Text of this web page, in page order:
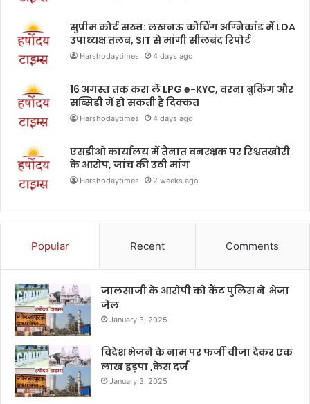
सुप्रीम कोर्ट सख्त: लखनऊ कोचिंग अग्निकांड में LDA
उपाध्यक्ष तलब, SIT से मांगी सीलबंद रिपोर्ट
Harshodaytimes 4 days ago
16 अगस्त तक करा लें LPG e-KYC, वरना बुकिंग और
सब्सिडी में हो सकती है दिक्कत
Harshodaytimes 4 days ago
एसडीओ कार्यालय में तैनात वनरक्षक पर रिश्वतखोरी
के आरोप, जांच की उठी मांग
Harshodaytimes 2 weeks ago
Popular Recent Comments
जालसाजी के आरोपी को कैंट पुलिस ने भेजा
जेल
January 3, 2025
विदेश भेजने के नाम पर फर्जी वीजा देकर एक
लाख हड़पा ,केस दर्ज
January 3, 2025